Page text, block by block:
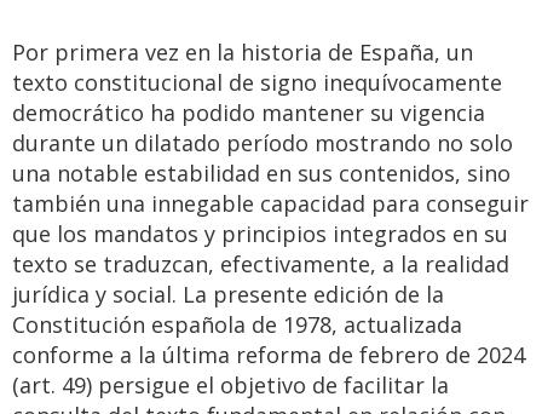
Por primera vez en la historia de España, un
texto constitucional de signo inequívocamente
democrático ha podido mantener su vigencia
durante un dilatado período mostrando no solo
una notable estabilidad en sus contenidos, sino
también una innegable capacidad para conseguir
que los mandatos y principios integrados en su
texto se traduzcan, efectivamente, a la realidad
jurídica y social. La presente edición de la
Constitución española de 1978, actualizada
conforme a la última reforma de febrero de 2024
(art. 49) persigue el objetivo de facilitar la